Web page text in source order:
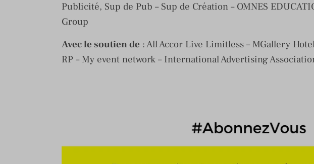
Publicité, Sup de Pub – Sup de Création – OMNES
Group
Avec le soutien de : All Accor Live Limitless – MGallery
RP – My event network – International Advertising